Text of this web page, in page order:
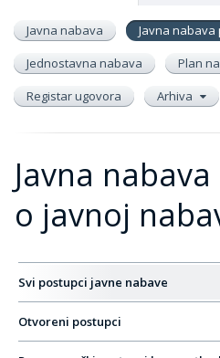
Javna nabava
Javna
Jednostavna nabava
Plan
Registar ugovora
Arhiva
Javna
o javnoj
Svi postupci javne nabave
Otvoreni postupci